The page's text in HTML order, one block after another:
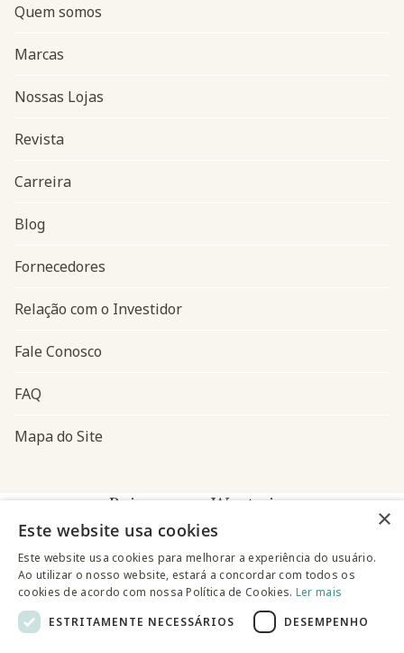
Navegação do rodapé
Quem somos
Marcas
Nossas Lojas
Revista
Carreira
Blog
Fornecedores
Relação com o Investidor
Fale Conosco
FAQ
Mapa do Site
Baixe o app Westwing
×
Este website usa cookies
Este website usa cookies para melhorar a experiência do usuário.
Ao utilizar o nosso website, estará a concordar com todos os
cookies de acordo com nossa Política de Cookies. Ler mais
ESTRITAMENTE NECESSÁRIOS
DESEMPENHO